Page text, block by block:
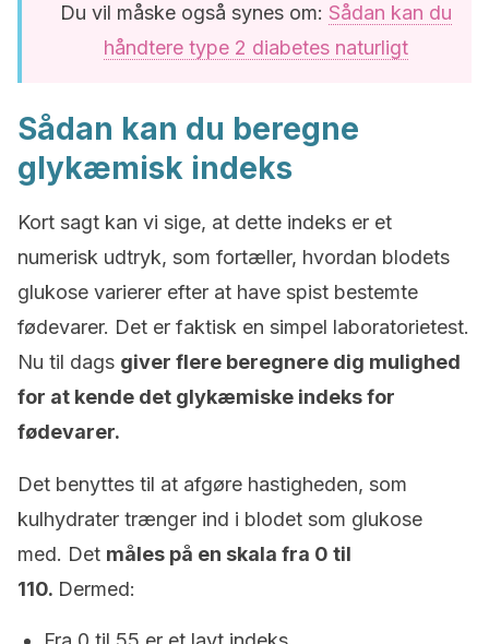
Du vil måske også synes om: Sådan kan du
håndtere type 2 diabetes naturligt
Sådan kan du beregne
glykæmisk indeks
Kort sagt kan vi sige, at dette indeks er et
numerisk udtryk, som fortæller, hvordan blodets
glukose varierer efter at have spist bestemte
fødevarer. Det er faktisk en simpel laboratorietest.
Nu til dags giver flere beregnere dig mulighed
for at kende det glykæmiske indeks for
fødevarer.
Det benyttes til at afgøre hastigheden, som
kulhydrater trænger ind i blodet som glukose
med. Det måles på en skala fra 0 til
110. Dermed: